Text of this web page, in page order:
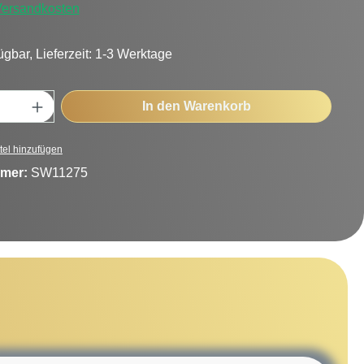
Lieferzeit: 1-3 Werktage
Gib den gewünschten Wert ein
In den Warenkorb
hinzufügen
SW11275